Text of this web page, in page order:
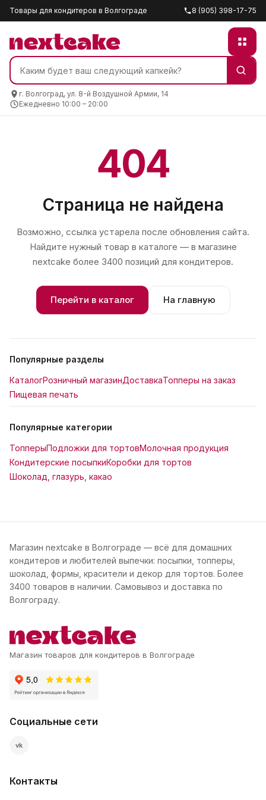
Товары для кондитеров в Волгограде 8 (905) 398-17-75
г. Волгоград, ул. 8-й Воздушной Армии, 14
Ежедневно 10:00 – 20:00
404
Страница не найдена
Возможно, ссылка устарела после обновления сайта.
Найдите нужный товар в каталоге — в магазине
nextcake более 3400 позиций для кондитеров.
Перейти в каталог На главную
Популярные разделы
КаталогРозничный магазинДоставкаТопперы на заказ
Пищевая печать
Популярные категории
ТопперыПодложки для тортовМолочная продукция
Кондитерские посыпкиКоробки для тортов
Шоколад, глазурь, какао
Магазин nextcake в Волгограде — всё для домашних
кондитеров и любителей выпечки: посыпки, топперы,
шоколад, формы, красители и декор для тортов. Более
3400 товаров в наличии. Самовывоз и доставка по
Волгограду.
Магазин товаров для кондитеров в Волгограде
Социальные сети
vk
Контакты